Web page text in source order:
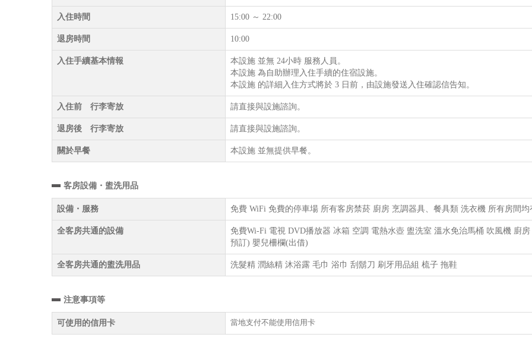
入住時間 15:00 ～ 22:00
退房時間 10:00
入住手續基本情報
本設施 並無 24小時 服務人員。
本設施 為自助辦理入住手續的住宿設施。
本設施 的詳細入住方式將於 3 日前，由設施發送入住確認信告知。
入住前 行李寄放 請直接與設施諮詢。
退房後 行李寄放 請直接與設施諮詢。
關於早餐 本設施 並無提供早餐。
客房設備・盥洗用品
設備・服務 免費 WiFi 免費的停車場 所有客房禁菸 廚房 烹調器具、餐具類 洗衣機 所有房間
全客房共通的設備
免費Wi-Fi 電視 DVD播放器 冰箱 空調 電熱水壺 盥洗室 溫水免治馬桶 吹風機 廚
預訂) 嬰兒柵欄(出借)
全客房共通的盥洗用品 洗髮精 潤絲精 沐浴露 毛巾 浴巾 刮鬍刀 刷牙用品組 梳子 拖鞋
注意事項等
可使用的信用卡 當地支付不能使用信用卡